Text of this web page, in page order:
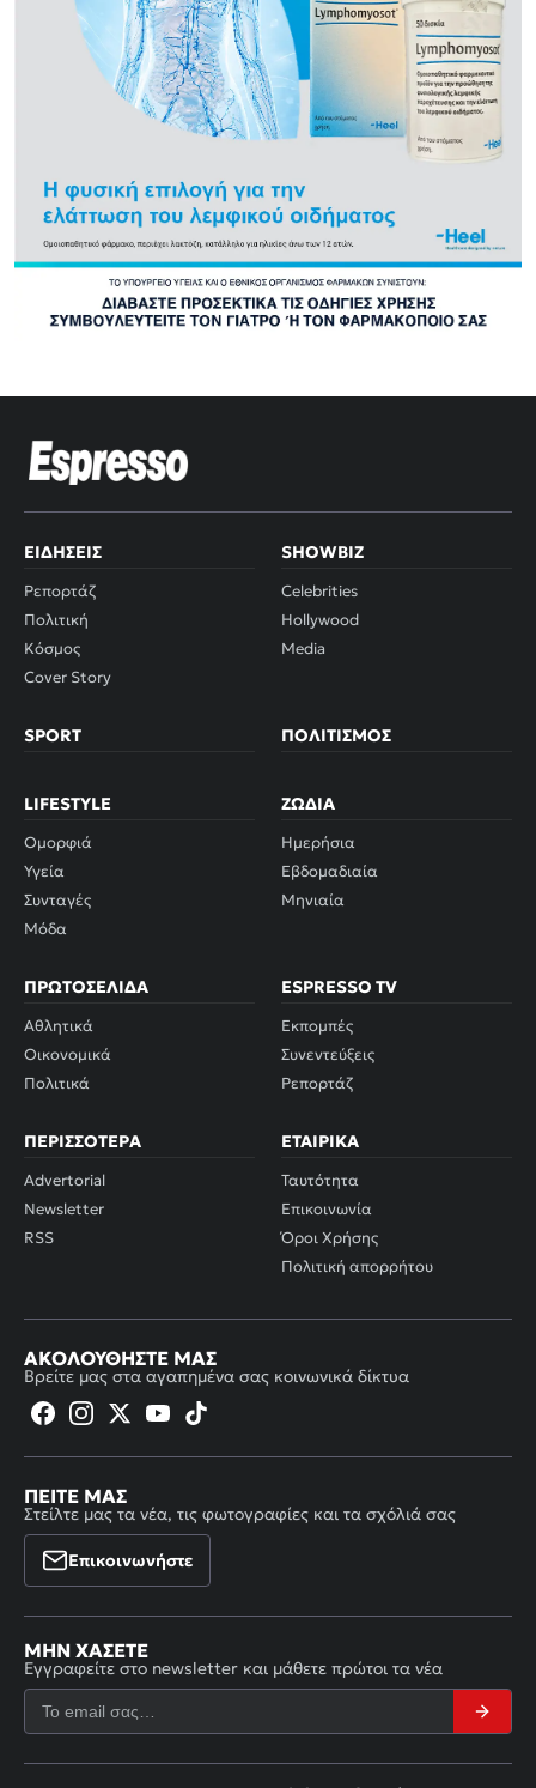
ΕΙΔΉΣΕΙΣ
Ρεπορτάζ
Πολιτική
Κόσμος
Cover Story
SHOWBIZ
Celebrities
Hollywood
Media
SPORT ΠΟΛΙΤΙΣΜΌΣ
LIFESTYLE
Ομορφιά
Υγεία
Συνταγές
Μόδα
ΖΏΔΙΑ
Ημερήσια
Εβδομαδιαία
Μηνιαία
ΠΡΩΤΟΣΈΛΙΔΑ
Αθλητικά
Οικονομικά
Πολιτικά
ESPRESSO TV
Εκπομπές
Συνεντεύξεις
Ρεπορτάζ
ΠΕΡΙΣΣΌΤΕΡΑ
Advertorial
Newsletter
RSS
ΕΤΑΙΡΙΚΆ
Ταυτότητα
Επικοινωνία
Όροι Χρήσης
Πολιτική απορρήτου
ΑΚΟΛΟΥΘΉΣΤΕ ΜΑΣ
Βρείτε μας στα αγαπημένα σας κοινωνικά δίκτυα
ΠΕΊΤΕ ΜΑΣ
Στείλτε μας τα νέα, τις φωτογραφίες και τα σχόλιά σας
Επικοινωνήστε
ΜΗΝ ΧΆΣΕΤΕ
Εγγραφείτε στο newsletter και μάθετε πρώτοι τα νέα